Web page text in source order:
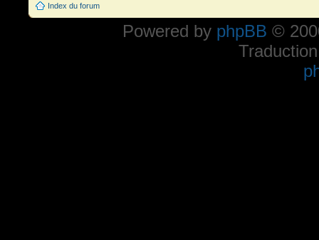
Index du forum
Powered by phpBB ©